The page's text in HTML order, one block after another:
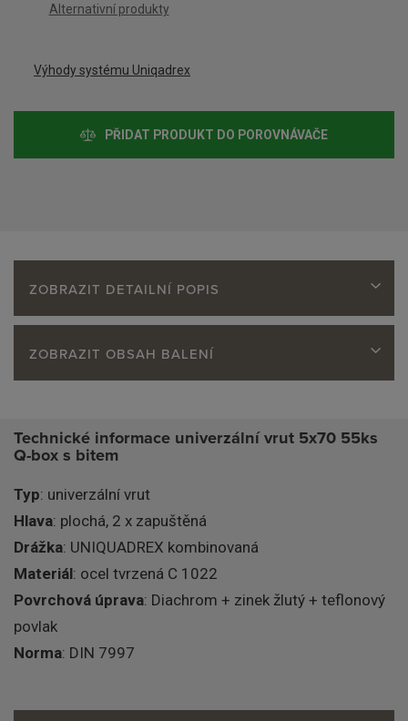
Alternativní produkty
Výhody systému Uniqadrex
PŘIDAT PRODUKT DO POROVNÁVAČE
ZOBRAZIT DETAILNÍ POPIS
ZOBRAZIT OBSAH BALENÍ
Technické informace univerzální vrut 5x70 55ks
Q-box s bitem
Typ: univerzální vrut
Hlava: plochá, 2 x zapuštěná
Drážka: UNIQUADREX kombinovaná
Materiál: ocel tvrzená C 1022
Povrchová úprava: Diachrom + zinek žlutý + teflonový
povlak
Norma: DIN 7997